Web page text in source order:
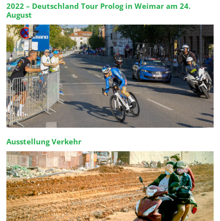
2022 – Deutschland Tour Prolog in Weimar am 24.
August
Ausstellung Verkehr